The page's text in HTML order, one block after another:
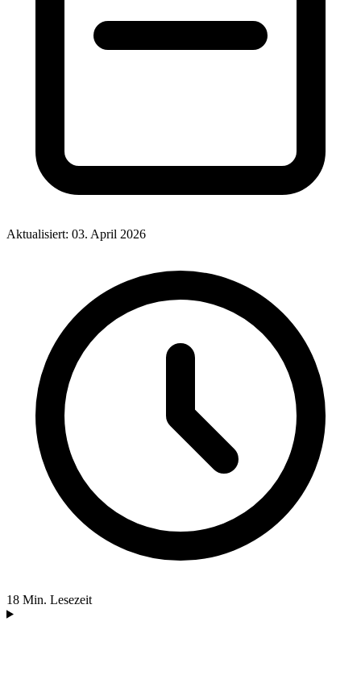
Aktualisiert: 03. April 2026
18 Min. Lesezeit